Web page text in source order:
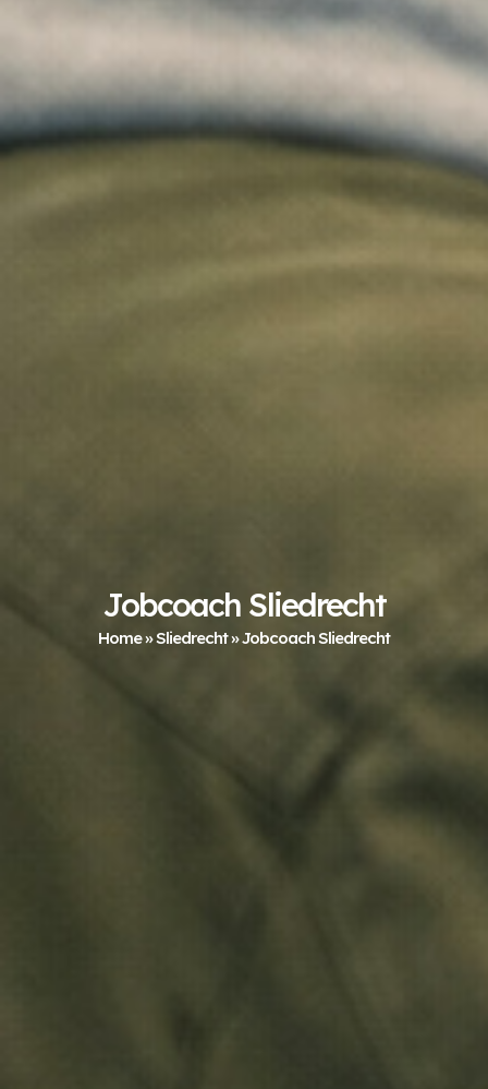
Jobcoach Sliedrecht
Home»Sliedrecht»Jobcoach Sliedrecht